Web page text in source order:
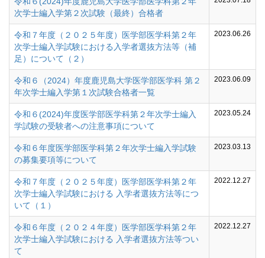
次学士編入学第２次試験（最終）合格者
令和７年度（２０２５年度）医学部医学科第２年
次学士編入学試験における入学者選抜方法等（補
足）について（２）
2023.06.26
令和６（2024）年度鹿児島大学医学部医学科 第２
年次学士編入学第１次試験合格者一覧
2023.06.09
令和６(2024)年度医学部医学科第２年次学士編入
学試験の受験者への注意事項について
2023.05.24
令和６年度医学部医学科第２年次学士編入学試験
の募集要項等について
2023.03.13
令和７年度（２０２５年度）医学部医学科第２年
次学士編入学試験における 入学者選抜方法等につ
いて（１）
2022.12.27
令和６年度（２０２４年度）医学部医学科第２年
次学士編入学試験における 入学者選抜方法等つい
て
2022.12.27